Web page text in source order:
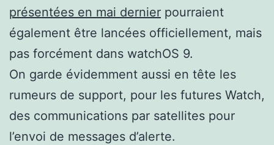
présentées en mai dernier pourraient
également être lancées officiellement, mais
pas forcément dans watchOS 9.
On garde évidemment aussi en tête les
rumeurs de support, pour les futures Watch,
des communications par satellites pour
l’envoi de messages d’alerte.